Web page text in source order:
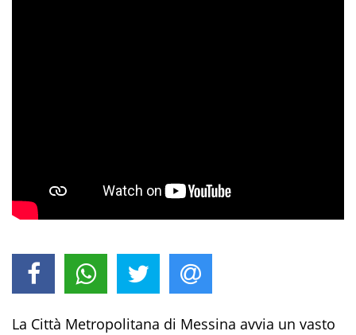
La Città Metropolitana di Messina avvia un vasto